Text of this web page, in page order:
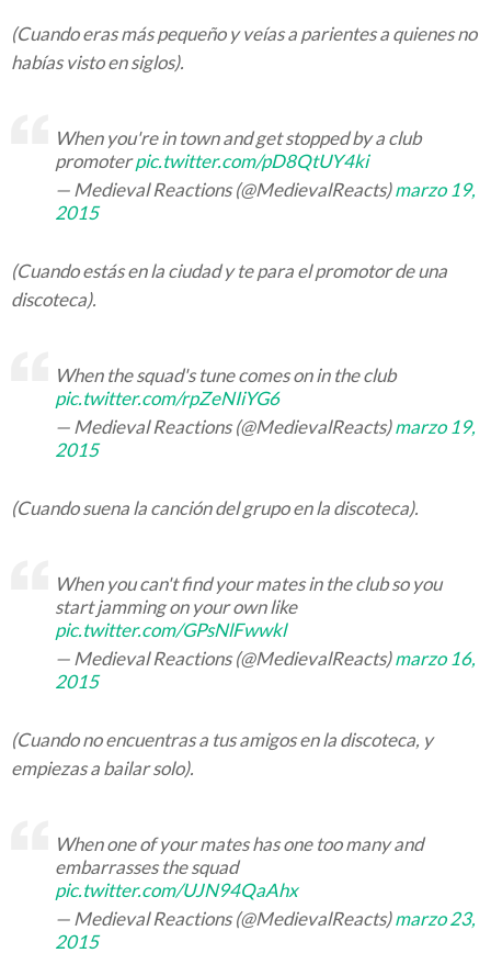
(Cuando eras más pequeño y veías a parientes a quienes no
habías visto en siglos).
When you're in town and get stopped by a club
promoterpic.twitter.com/pD8QtUY4ki
— Medieval Reactions (@MedievalReacts)marzo 19,
2015
(Cuando estás en la ciudad y te para el promotor de una
discoteca).
When the squad's tune comes on in the club
pic.twitter.com/rpZeNIiYG6
— Medieval Reactions (@MedievalReacts)marzo 19,
2015
(Cuando suena la canción del grupo en la discoteca).
When you can't find your mates in the club so you
start jamming on your own like
pic.twitter.com/GPsNlFwwkl
— Medieval Reactions (@MedievalReacts)marzo 16,
2015
(Cuando no encuentras a tus amigos en la discoteca, y
empiezas a bailar solo).
When one of your mates has one too many and
embarrasses the squad
pic.twitter.com/UJN94QaAhx
— Medieval Reactions (@MedievalReacts)marzo 23,
2015